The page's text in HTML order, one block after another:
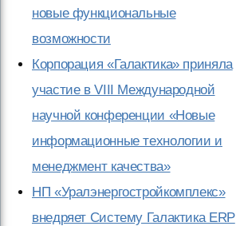
новые функциональные
возможности
Корпорация «Галактика» приняла
участие в VIII Международной
научной конференции «Новые
информационные технологии и
менеджмент качества»
НП «Уралэнергостройкомплекс»
внедряет Систему Галактика ERP